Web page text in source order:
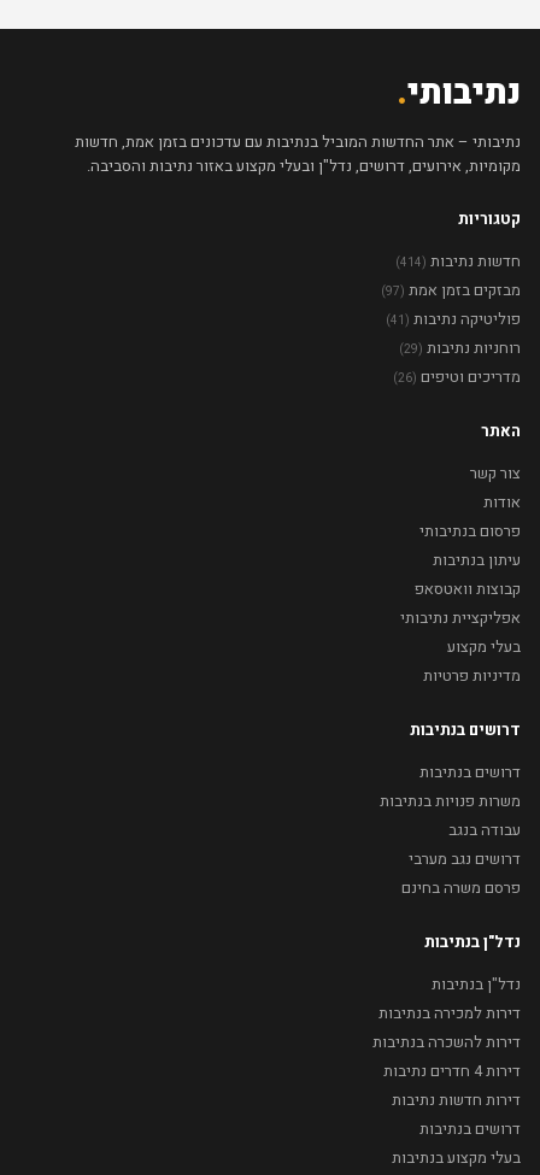
נתיבותי.
נתיבותי – אתר החדשות המוביל בנתיבות עם עדכונים בזמן אמת, חדשות
מקומיות, אירועים, דרושים, נדל"ן ובעלי מקצוע באזור נתיבות והסביבה.
קטגוריות
חדשות נתיבות (414)
מבזקים בזמן אמת (97)
פוליטיקה נתיבות (41)
רוחניות נתיבות (29)
מדריכים וטיפים (26)
האתר
צור קשר
אודות
פרסום בנתיבותי
עיתון בנתיבות
קבוצות וואטסאפ
אפליקציית נתיבותי
בעלי מקצוע
מדיניות פרטיות
דרושים בנתיבות
דרושים בנתיבות
משרות פנויות בנתיבות
עבודה בנגב
דרושים נגב מערבי
פרסם משרה בחינם
נדל"ן בנתיבות
נדל"ן בנתיבות
דירות למכירה בנתיבות
דירות להשכרה בנתיבות
דירות 4 חדרים נתיבות
דירות חדשות נתיבות
דרושים בנתיבות
בעלי מקצוע בנתיבות